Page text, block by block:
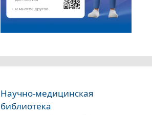
Научно-медицинская
библиотека